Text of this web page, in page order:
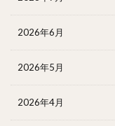
2026年6月
2026年5月
2026年4月